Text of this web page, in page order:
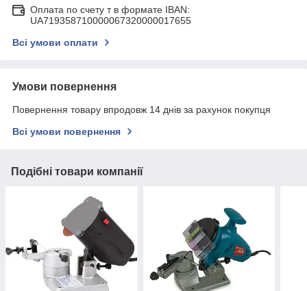
Оплата по счету т в формате IBAN:
UA719358710000067320000017655
Всі умови оплати
Умови повернення
Повернення товару впродовж 14 днів за рахунок покупця
Всі умови повернення
Подібні товари компанії